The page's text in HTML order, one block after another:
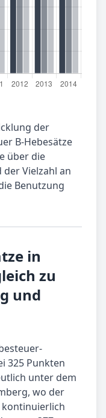
der
B-Hebesätze
über die
Vielzahl an
Benutzung
in
zu
und
325 Punkten
unter dem
wo der
kontinuierlich